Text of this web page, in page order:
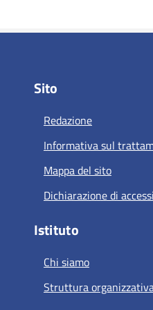
Sito
Redazione
Informativa sul
Mappa del sito
Dichiarazione di
Istituto
Chi siamo
Struttura